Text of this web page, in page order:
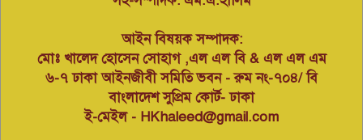
নাবিক বানিজ্য।
৮
বাংলাদেশ গ্রাম ডাক্তার কল্যাণ সমিতি
বন্দর ইপিজেড-পতেঙ্গা থানা’র
বৈজ্ঞানিক সেমিনার অনলাইন আইডি
কার্ড বিতরণ অনুষ্ঠান
মসজিদের জায়গা দখল করে
আইন বিষয়ক সম্পাদক:
মোঃ খালেদ হোসেন সোহাগ ,এল এল বি & এল এল এম
৬-৭ ঢাকা আইনজীবী সমিতি ভবন - রুম নং-৭০৪/ বি
বাংলাদেশ সুপ্রিম কোর্ট- ঢাকা
ই-মেইল - HKhaleed@gmail.com